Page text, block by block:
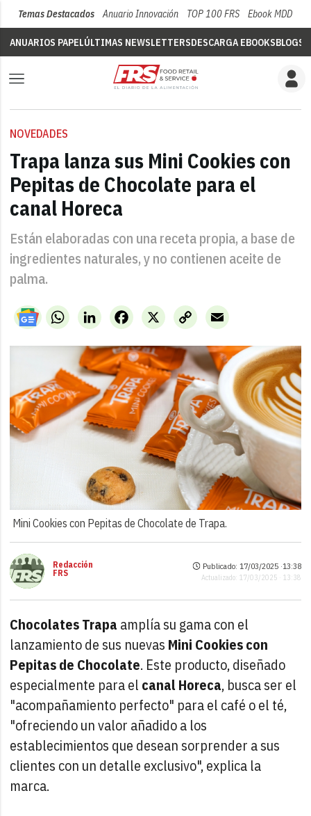
Temas Destacados Anuario Innovación TOP 100 FRS Ebook MDD
ANUARIOS PAPELÚLTIMAS NEWSLETTERSDESCARGA EBOOKSBLOGS
NOVEDADES
Trapa lanza sus Mini Cookies con
Pepitas de Chocolate para el
canal Horeca
Están elaboradas con una receta propia, a base de
ingredientes naturales, y no contienen aceite de
palma.
WhatsAppLinkedIn X
Facebook
Copy
Link
Email
Mini Cookies con Pepitas de Chocolate de Trapa.
Redacción
FRS
Publicado: 17/03/2025 ·13:38
Actualizado: 17/03/2025 · 13:38
Chocolates Trapa amplía su gama con el
lanzamiento de sus nuevas Mini Cookies con
Pepitas de Chocolate. Este producto, diseñado
especialmente para el canal Horeca, busca ser el
"acompañamiento perfecto" para el café o el té,
"ofreciendo un valor añadido a los
establecimientos que desean sorprender a sus
clientes con un detalle exclusivo", explica la
marca.